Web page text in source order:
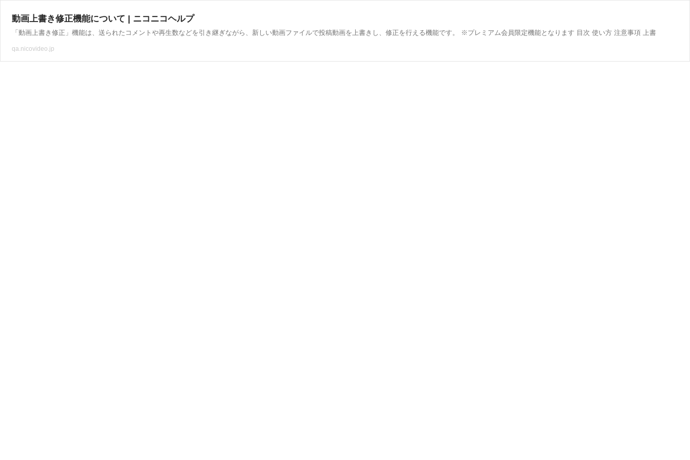
動画上書き修正機能について | ニコニコヘルプ
「動画上書き修正」機能は、送られたコメントや再生数などを引き継ぎながら、新しい動画ファイルで投稿動画を上書きし、修正を行える機能です。 ※プレミアム会員限定機能となります 目次 使い方 注意事項 上書
qa.nicovideo.jp